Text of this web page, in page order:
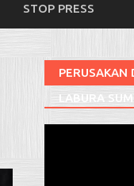
STOP PRESS
PERUSAKAN
LABURA SUM